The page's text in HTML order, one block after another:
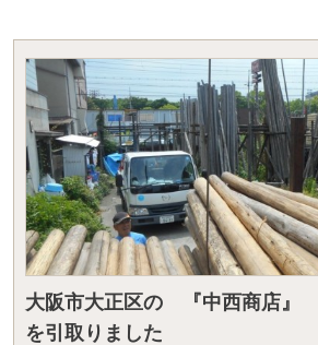
大阪市大正区の 『中西商店』
を引取りました